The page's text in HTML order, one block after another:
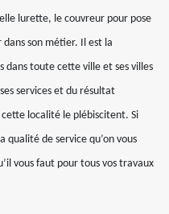
lurette, le couvreur pour pose
son métier. Il est la
dans toute cette ville et ses villes
services et du résultat
localité le plébiscitent. Si
qualité de service qu’on vous
vous faut pour tous vos travaux